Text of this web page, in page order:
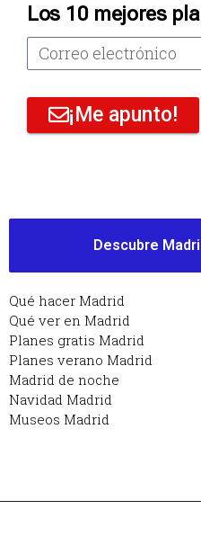
Los 10 mejores
¡Me apunto!
Descubre
Qué hacer Madrid
Qué ver en Madrid
Planes gratis Madrid
Planes verano Madrid
Madrid de noche
Navidad Madrid
Museos Madrid
Copyright © 2026